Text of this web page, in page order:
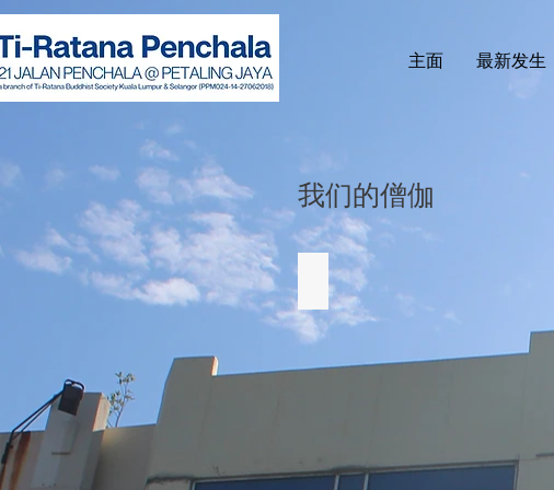
主面 最新发生
我们的僧伽
Venerable Shi Fa Zhi 释法志法师